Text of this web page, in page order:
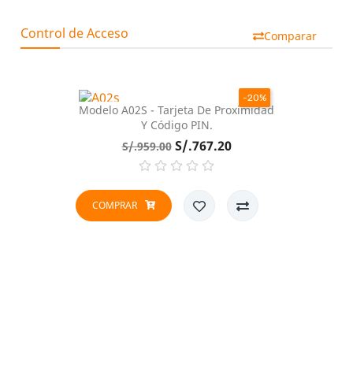
Control de Acceso Comparar
Modelo A02S - Tarjeta De Proximidad
Y Código PIN.
Precio
base
S/.959.00 Precio
S/.767.20
COMPRAR
-20%